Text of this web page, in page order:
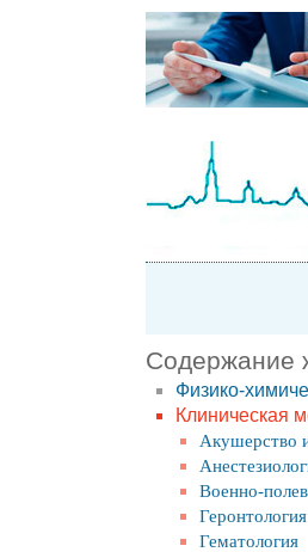
Содержание
Физико-
Клиническая
Акушерство
Военно-
Геронтология
Гематология